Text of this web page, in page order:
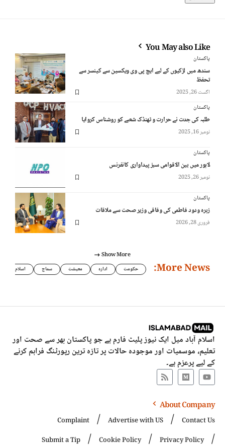
You May also Like
پاکستان
سندھ میں لڑکیوں کے لیے ایچ پی وی ویکسین سے کینسر سے
تحفظ
اگست 26, 2025
پاکستان
طلبہ کی جدت نے حرارت و ٹھنڈک شعبے کو روشناس کروایا
نومبر 16, 2025
پاکستان
لاہور میں بین الاقوامی سبز پیداواری کانفرنس
نومبر 26, 2025
پاکستان
زہرہ ودود فاطمی کی وفاقی وزیر صحت سے ملاقات
فروری 28, 2026
Show More
More News: حکومت ادارہ معیشت سماج اسلام
اسلام آباد میل ایک نیوز پلیٹ فارم ہے جو پاکستان بھر سے صحت اور
تعلیم، موسمیات اور موجودہ حالات پر تازہ ترین رپورٹنگ فراہم کرنے
کے لیے پرعزم ہے۔
About Company
Contact Us
Advertise with US
Complaint
Privacy Policy
Cookie Policy
Submit a Tip